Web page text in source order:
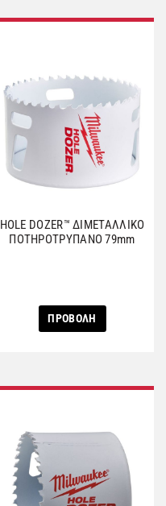
HOLE DOZER™ ΔΙΜΕΤΑΛΛΙΚΟ
ΠΟΤΗΡΟΤΡΥΠΑΝΟ 79mm
ΠΡΟΒΟΛΗ